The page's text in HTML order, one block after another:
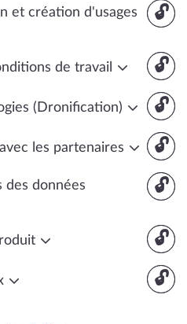
🔓
et création d'usages
🔓
de travail
🔓
(Dronification)
🔓
les partenaires
🔓
des données
🔓
🔓